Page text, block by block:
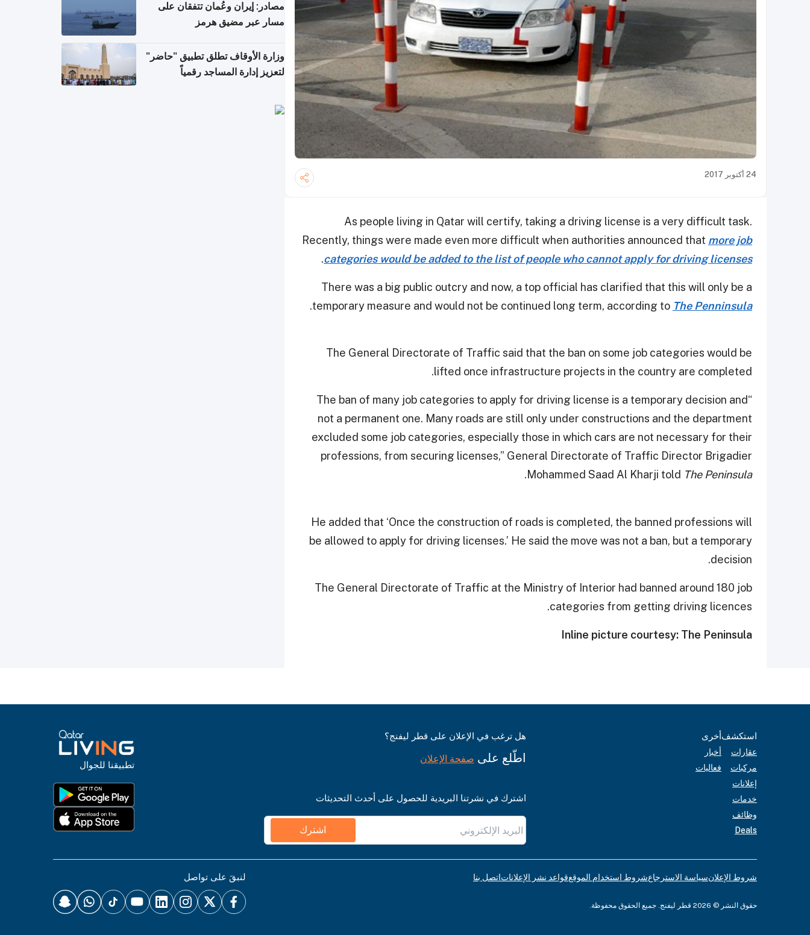
24 أكتوبر 2017
As people living in Qatar will certify, taking a driving license is a very difficult task.
Recently, things were made even more difficult when authorities announced that more job
categories would be added to the list of people who cannot apply for driving licenses
.
There was a big public outcry and now, a top official has clarified that this will only be a
temporary measure and would not be continued long term, according to The Penninsula
.
The General Directorate of Traffic said that the ban on some job categories would be
lifted once infrastructure projects in the country are completed.
“The ban of many job categories to apply for driving license is a temporary decision and
not a permanent one. Many roads are still only under constructions and the department
excluded some job categories, especially those in which cars are not necessary for their
professions, from securing licenses,” General Directorate of Traffic Director Brigadier
Mohammed Saad Al Kharji told The Peninsula
.
He added that ‘Once the construction of roads is completed, the banned professions will
be allowed to apply for driving licenses.’ He said the move was not a ban, but a temporary
decision.
The General Directorate of Traffic at the Ministry of Interior had banned around 180 job
categories from getting driving licences.
Inline picture courtesy: The Peninsula
مصادر: إيران وعُمان تتفقان على
مسار عبر مضيق هرمز
وزارة الأوقاف تطلق تطبيق "حاضر"
لتعزيز إدارة المساجد رقمياً
استكشف
عقارات
مركبات
إعلانات
خدمات
وظائف
Deals
أخرى
أخبار
فعاليات
هل ترغب في الإعلان على قطر ليفنج؟
اطّلع على صفحة الإعلان
اشترك في نشرتنا البريدية للحصول على أحدث التحديثات
اشترك
تطبيقنا للجوال
شروط الإعلانسياسة الاسترجاعشروط استخدام الموقعقواعد نشر الإعلاناتاتصل بنا
حقوق النشر © 2026 قطر ليفنج. جميع الحقوق محفوظة.
لنبقَ على تواصل